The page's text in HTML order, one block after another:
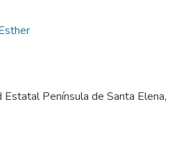
Península de Santa Elena,